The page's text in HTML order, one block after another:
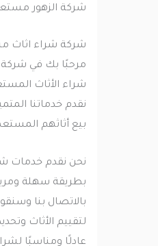
شركة الزهور مستعد
شركة شراء اثاث
مرحبًا بك في شركة
شراء الأثاث
نقدم خدماتنا المتميزة
بيع أثاثهم المستعمل
نحن نقدم خدمات شراء
بطريقة سهلة ومريحة
بالاتصال بنا وسنقوم
لتقييم الأثاث
عادلًا ومناسبًا لشراء